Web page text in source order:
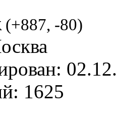
(+887, -80)
1625